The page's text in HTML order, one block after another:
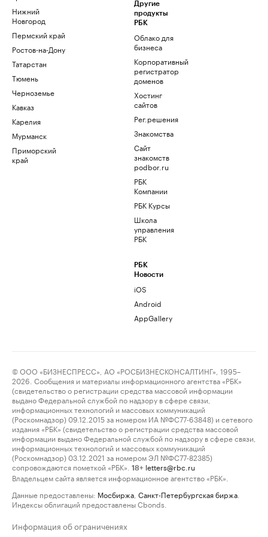
Нижний
Новгород
Пермский край
Ростов-на-Дону
Татарстан
Тюмень
Черноземье
Кавказ
Карелия
Мурманск
Приморский
край
Другие
продукты
РБК
Облако для
бизнеса
Корпоративный
регистратор
доменов
Хостинг
сайтов
Рег.решения
Знакомства
Сайт
знакомств
podbor.ru
РБК
Компании
РБК Курсы
Школа
управления
РБК
РБК
Новости
iOS
Android
AppGallery
© ООО «БИЗНЕСПРЕСС», АО «РОСБИЗНЕСКОНСАЛТИНГ», 1995–
2026. Сообщения и материалы информационного агентства «РБК»
(свидетельство о регистрации средства массовой информации
выдано Федеральной службой по надзору в сфере связи,
информационных технологий и массовых коммуникаций
(Роскомнадзор) 09.12.2015 за номером ИА №ФС77-63848) и сетевого
издания «РБК» (свидетельство о регистрации средства массовой
информации выдано Федеральной службой по надзору в сфере связи,
информационных технологий и массовых коммуникаций
(Роскомнадзор) 03.12.2021 за номером ЭЛ №ФС77-82385)
сопровождаются пометкой «РБК».
18+ letters@rbc.ru
Владельцем сайта является информационное агентство «РБК».
Данные предоставлены: Мосбиржа Санкт-Петербургская биржа
Индексы облигаций предоставлены Cbonds.
Информация об ограничениях